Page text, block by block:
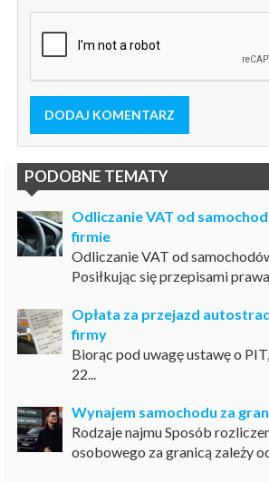
DODAJ KOMENTARZ
PODOBNE TEMATY
Odliczanie VAT od
firmie
Odliczanie VAT od
Posiłkując się przepisami
Opłata za przejazd
firmy
Biorąc pod uwagę ustawę o
22...
Wynajem samochodu za
Rodzaje najmu Sposób
osobowego za granicą zależy